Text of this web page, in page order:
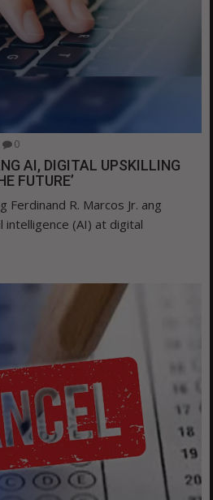
0
AI, DIGITAL UPSKILLING
FUTURE’
Ferdinand R. Marcos Jr. ang
intelligence (AI) at digital